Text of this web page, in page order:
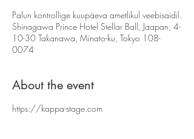
Palun kontrollige kuupäeva ametlikul veebisaidil.
Shinagawa Prince Hotel Stellar Ball, Jaapan, 4-
10-30 Takanawa, Minato-ku, Tokyo 108-
0074
About the event
https://kappa-stage.com